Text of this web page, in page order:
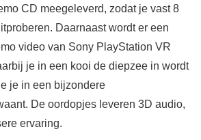
CD meegeleverd, zodat je vast 8
Daarnaast wordt er een
video van Sony PlayStation VR
je in een kooi de diepzee in wordt
je in een bijzondere
De oordopjes leveren 3D audio,
ervaring.